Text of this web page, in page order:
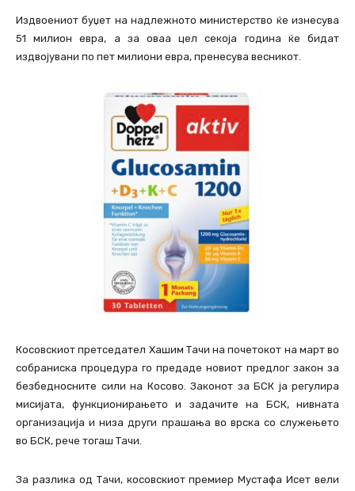
Издвоениот буџет на надлежното министерство ќе изнесува
51 милион евра, а за оваа цел секоја година ќе бидат
издвојувани по пет милиони евра, пренесува весникот.
Косовскиот претседател Хашим Тачи на почетокот на март во
собраниска процедура го предаде новиот предлог закон за
безбедносните сили на Косово. Законот за БСК ја регулира
мисијата, функционирањето и задачите на БСК, нивната
организација и низа други прашања во врска со служењето
во БСК, рече тогаш Тачи.
За разлика од Тачи, косовскиот премиер Мустафа Исет вели